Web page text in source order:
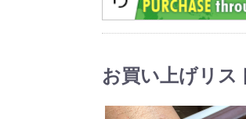
お買い上げリス